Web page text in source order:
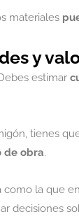
materiales
y
estimar
tienes
de obra.
como la que
decisiones